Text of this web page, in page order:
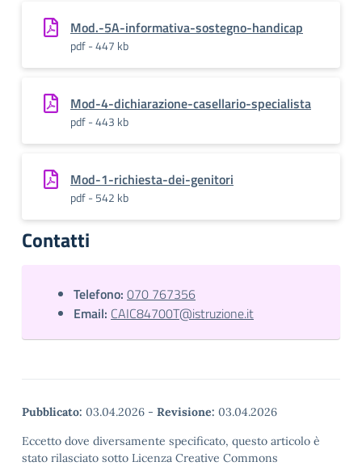
Mod.-5A-informativa-sostegno-handicap
pdf - 447 kb
Mod-4-dichiarazione-casellario-specialista
pdf - 443 kb
Mod-1-richiesta-dei-genitori
pdf - 542 kb
Contatti
Telefono: 070 767356
Email: CAIC84700T@istruzione.it
Pubblicato: 03.04.2026 - Revisione: 03.04.2026
Eccetto dove diversamente specificato, questo articolo è
stato rilasciato sotto Licenza Creative Commons